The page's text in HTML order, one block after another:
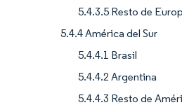
5.4.3.5 Resto de
5.4.4 América del Sur
5.4.4.1 Brasil
5.4.4.2 Argentina
5.4.4.3 Resto de